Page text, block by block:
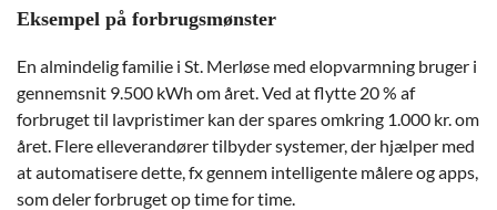
Eksempel på forbrugsmønster
En almindelig familie i St. Merløse med elopvarmning bruger i
gennemsnit 9.500 kWh om året. Ved at flytte 20 % af
forbruget til lavpristimer kan der spares omkring 1.000 kr. om
året. Flere elleverandører tilbyder systemer, der hjælper med
at automatisere dette, fx gennem intelligente målere og apps,
som deler forbruget op time for time.